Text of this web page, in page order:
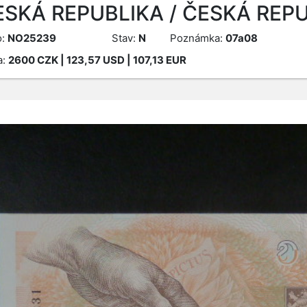
REPUBLIKA / ČESKÁ
NO25239 Stav: N Poznámka: 07a08
2600CZK| 123,57 USD | 107,13 EUR